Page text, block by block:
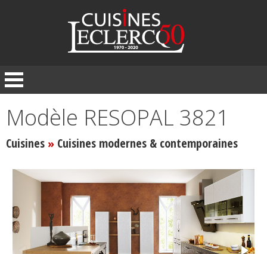
Modèle RESOPAL 3821
Cuisines » Cuisines modernes & contemporaines